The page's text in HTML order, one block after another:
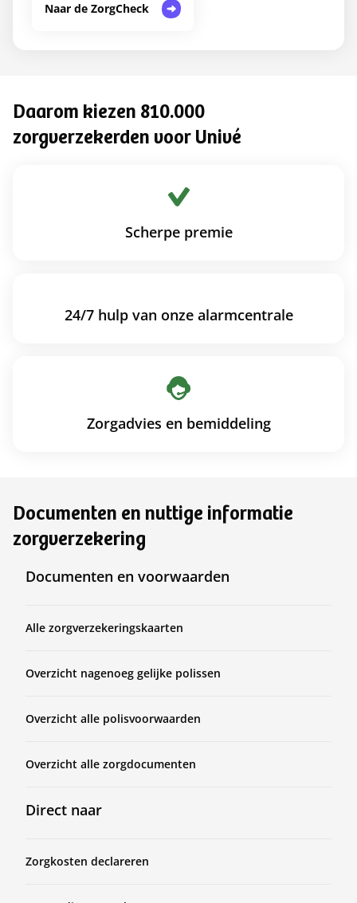
Naar de ZorgCheck
Daarom kiezen 810.000
zorgverzekerden voor Univé
Scherpe premie
24/7 hulp van onze alarmcentrale
Zorgadvies en bemiddeling
Documenten en nuttige informatie
zorgverzekering
Documenten en voorwaarden
Alle zorgverzekeringskaarten
Overzicht nagenoeg gelijke polissen
Overzicht alle polisvoorwaarden
Overzicht alle zorgdocumenten
Direct naar
Zorgkosten declareren